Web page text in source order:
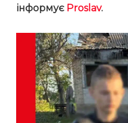
інформує Proslav.